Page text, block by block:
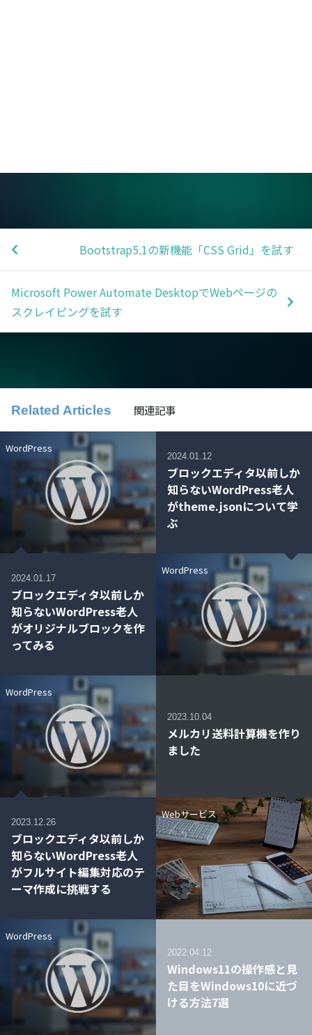
Bootstrap5.1の新機能「CSS Grid」を試す
Microsoft Power Automate DesktopでWebページの
スクレイピングを試す
Related Articles 関連記事
WordPress
2024.01.17
ブロックエディタ以前しか
知らないWordPress老人
がオリジナルブロックを作
ってみる
WordPress
2024.01.12
ブロックエディタ以前しか
知らないWordPress老人
がtheme.jsonについて学
ぶ
WordPress
2023.12.26
ブロックエディタ以前しか
知らないWordPress老人
がフルサイト編集対応のテ
ーマ作成に挑戦する
Webサービス
2023.10.04
メルカリ送料計算機を作り
ました
WordPress
2022.04.12
Windows11の操作感と見
た目をWindows10に近づ
ける方法7選